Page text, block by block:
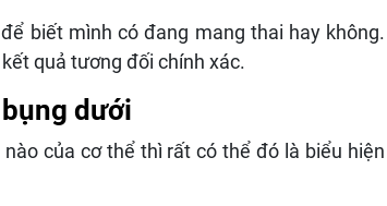
biết mình có đang mang thai hay không.
quả tương đối chính xác.
dưới
của cơ thể thì rất có thể đó là biểu hiện